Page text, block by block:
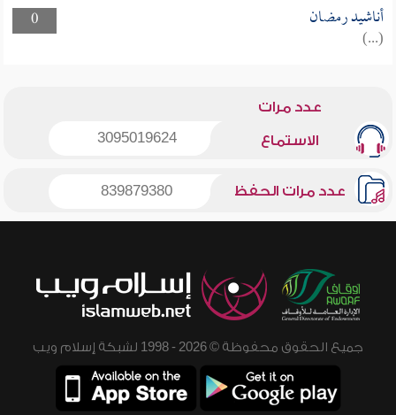
0
أناشيد رمضان
(...)
عدد مرات
الاستماع 3095019624
عدد مرات الحفظ 839879380
جميع الحقوق محفوظة © 2026 - 1998 لشبكة إسلام ويب